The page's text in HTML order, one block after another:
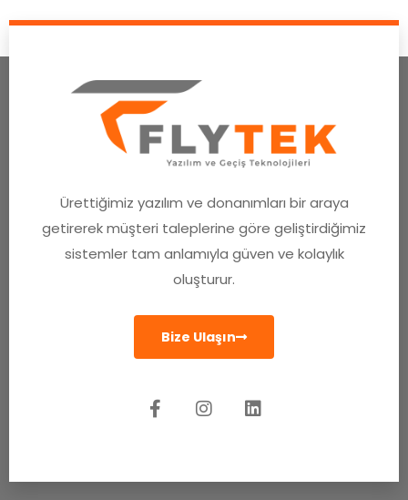
Ürettiğimiz yazılım ve donanımları bir araya
getirerek müşteri taleplerine göre geliştirdiğimiz
sistemler tam anlamıyla güven ve kolaylık
oluşturur.
Bize Ulaşın